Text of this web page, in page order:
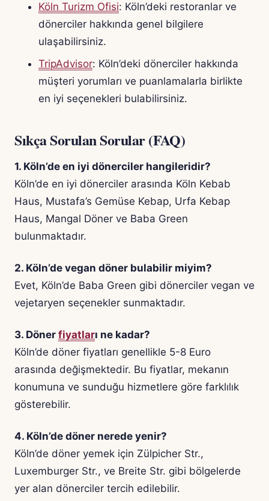
Köln Turizm Ofisi: Köln’deki restoranlar ve
dönerciler hakkında genel bilgilere
ulaşabilirsiniz.
TripAdvisor: Köln’deki dönerciler hakkında
müşteri yorumları ve puanlamalarla birlikte
en iyi seçenekleri bulabilirsiniz.
Sıkça Sorulan Sorular (FAQ)
1. Köln’de en iyi dönerciler hangileridir?
Köln’de en iyi dönerciler arasında Köln Kebab
Haus, Mustafa’s Gemüse Kebap, Urfa Kebap
Haus, Mangal Döner ve Baba Green
bulunmaktadır.
2. Köln’de vegan döner bulabilir miyim?
Evet, Köln’de Baba Green gibi dönerciler vegan ve
vejetaryen seçenekler sunmaktadır.
3. Döner fiyatları ne kadar?
Köln’de döner fiyatları genellikle 5-8 Euro
arasında değişmektedir. Bu fiyatlar, mekanın
konumuna ve sunduğu hizmetlere göre farklılık
gösterebilir.
4. Köln’de döner nerede yenir?
Köln’de döner yemek için Zülpicher Str.,
Luxemburger Str., ve Breite Str. gibi bölgelerde
yer alan dönerciler tercih edilebilir.